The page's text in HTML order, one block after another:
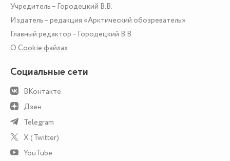
Учредитель – Городецкий В.В.
Издатель – редакция «Арктический обозреватель»
Главный редактор – Городецкий В.В.
О Сookie файлах
Социальные сети
ВКонтакте
Дзен
Telegram
X (Twitter)
YouTube